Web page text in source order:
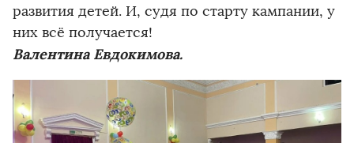
развития детей. И, судя по старту кампании, у
них всё получается!
Валентина Евдокимова.